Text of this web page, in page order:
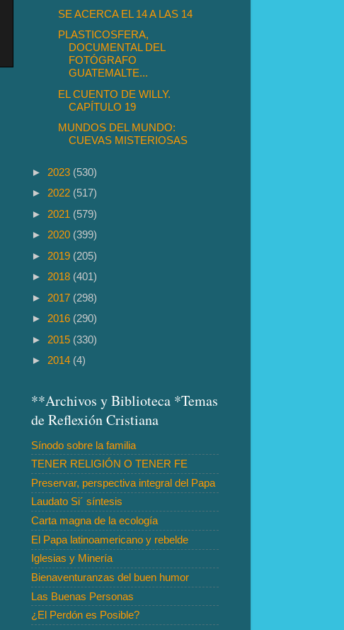
SE ACERCA EL 14 A LAS 14
PLASTICOSFERA,
DOCUMENTAL DEL
FOTÓGRAFO
GUATEMALTE...
EL CUENTO DE WILLY.
CAPÍTULO 19
MUNDOS DEL MUNDO:
CUEVAS MISTERIOSAS
► 2023 (530)
► 2022 (517)
► 2021 (579)
► 2020 (399)
► 2019 (205)
► 2018 (401)
► 2017 (298)
► 2016 (290)
► 2015 (330)
► 2014 (4)
**Archivos y Biblioteca *Temas
de Reflexión Cristiana
Sínodo sobre la familia
TENER RELIGIÓN O TENER FE
Preservar, perspectiva integral del Papa
Laudato Si´ síntesis
Carta magna de la ecología
El Papa latinoamericano y rebelde
Iglesias y Minería
Bienaventuranzas del buen humor
Las Buenas Personas
¿El Perdón es Posible?